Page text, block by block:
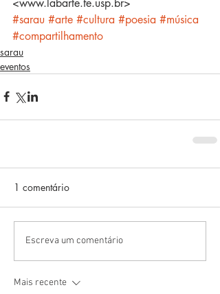
<www.labarte.fe.usp.br>
#sarau #arte #cultura #poesia #música
#compartilhamento
sarau
eventos
1 comentário
Escreva um comentário
Mais recente